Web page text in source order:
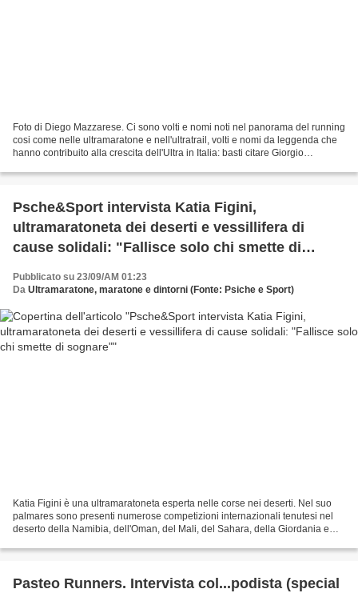
Foto di Diego Mazzarese. Ci sono volti e nomi noti nel panorama del running
cosi come nelle ultramaratone e nell'ultratrail, volti e nomi da leggenda che
hanno contribuito alla crescita dell'Ultra in Italia: basti citare Giorgio
Psche&Sport intervista Katia Figini,
ultramaratoneta dei deserti e vessillifera di
cause solidali: "Fallisce solo chi smette di
Pubblicato su 23/09/AM 01:23
Da Ultramaratone, maratone e dintorni (Fonte: Psiche e Sport)
Katia Figini è una ultramaratoneta esperta nelle corse nei deserti. Nel suo
palmares sono presenti numerose competizioni internazionali tenutesi nel
deserto della Namibia, dell'Oman, del Mali, del Sahara, della Giordania e
Pasteo Runners. Intervista col...podista (special